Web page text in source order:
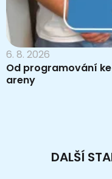
6. 8. 2026
Od programování
areny
DALŠÍ